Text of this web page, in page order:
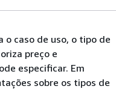
o caso de uso, o tipo de
preço e
especificar. Em
sobre os tipos de